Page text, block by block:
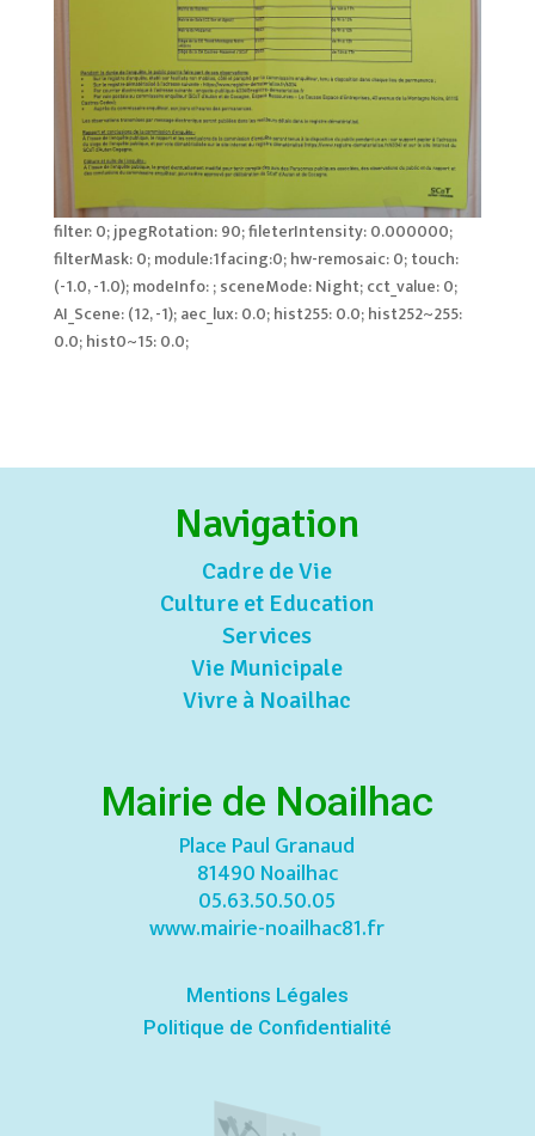
filter: 0; jpegRotation: 90; fileterIntensity: 0.000000;
filterMask: 0; module:1facing:0; hw-remosaic: 0; touch:
(-1.0, -1.0); modeInfo: ; sceneMode: Night; cct_value: 0;
AI_Scene: (12, -1); aec_lux: 0.0; hist255: 0.0; hist252~255:
0.0; hist0~15: 0.0;
Navigation
Cadre de Vie
Culture et Education
Services
Vie Municipale
Vivre à Noailhac
Mairie de Noailhac
Place Paul Granaud
81490 Noailhac
05.63.50.50.05
www.mairie-noailhac81.fr
Mentions Légales
Politique de Confidentialité